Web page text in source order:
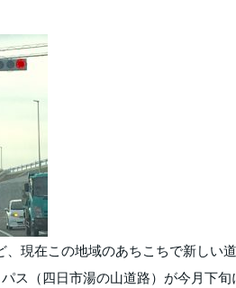
現在この地域のあちこちで新しい
ス（四日市湯の山道路）が今月下旬